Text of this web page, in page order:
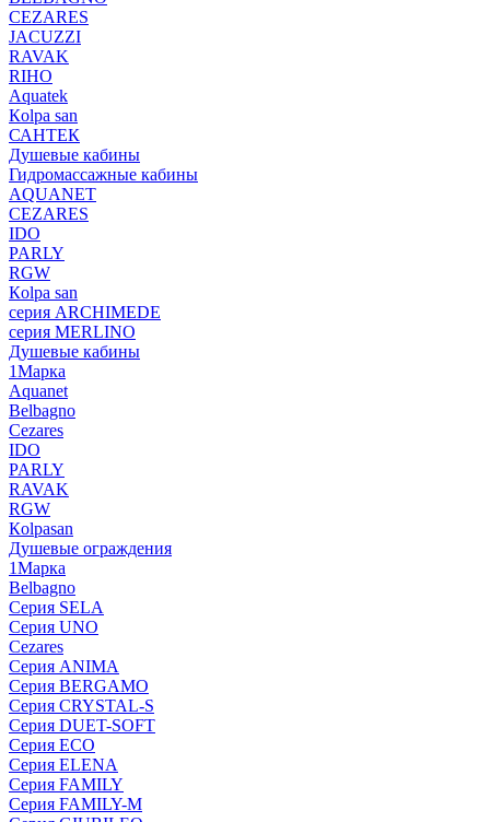
CEZARES
JACUZZI
RAVAK
RIHO
Аquatek
Кolpa san
САНТЕК
Душевые кабины
Гидромассажные кабины
AQUANET
CEZARES
IDO
PARLY
RGW
Кolpa san
серия ARCHIMEDE
серия MERLINO
Душевые кабины
1Марка
Aquanet
Belbagno
Cezares
IDO
PARLY
RAVAK
RGW
Кolpasan
Душевые ограждения
1Марка
Belbagno
Серия SELA
Серия UNO
Cezares
Серия ANIMA
Серия BERGAMO
Серия CRYSTAL-S
Серия DUET-SOFT
Серия ECO
Серия ELENA
Серия FAMILY
Серия FAMILY-M